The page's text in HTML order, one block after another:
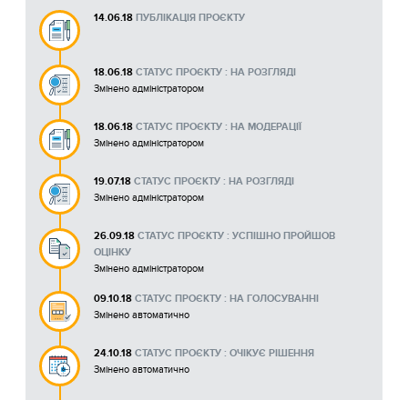
14.06.18 ПУБЛІКАЦІЯ ПРОЄКТУ
18.06.18 СТАТУС ПРОЄКТУ : НА РОЗГЛЯДІ
Змінено адміністратором
18.06.18 СТАТУС ПРОЄКТУ : НА МОДЕРАЦІЇ
Змінено адміністратором
19.07.18 СТАТУС ПРОЄКТУ : НА РОЗГЛЯДІ
Змінено адміністратором
26.09.18 СТАТУС ПРОЄКТУ : УСПІШНО ПРОЙШОВ
ОЦІНКУ
Змінено адміністратором
09.10.18 СТАТУС ПРОЄКТУ : НА ГОЛОСУВАННІ
Змінено автоматично
24.10.18 СТАТУС ПРОЄКТУ : ОЧІКУЄ РІШЕННЯ
Змінено автоматично